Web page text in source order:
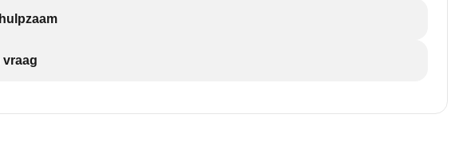
vraag